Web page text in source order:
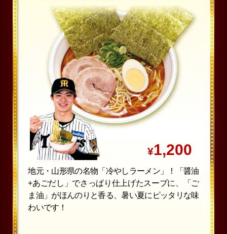
¥1,200
地元・山形県の名物「冷やしラーメン」！「醤油
+あごだし」でさっぱり仕上げたスープに、「ご
ま油」がほんのりと香る、暑い夏にピッタリな味
わいです！